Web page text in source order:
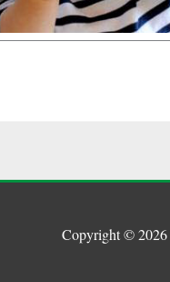
Copyright © 2026